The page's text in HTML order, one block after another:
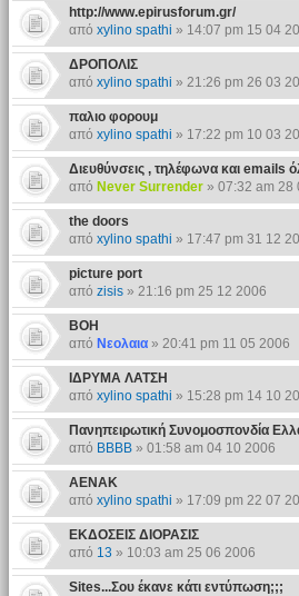
http://www.epirusforum.gr/
από xylino spathi » 14:07 pm 15 04
ΔΡΟΠΟΛΙΣ
από xylino spathi » 21:26 pm 26 03
παλιο φορουμ
από xylino spathi » 17:22 pm 10 03
Διευθύνσεις , τηλέφωνα και emails
από Never Surrender» 07:32 am 28
the doors
από xylino spathi » 17:47 pm 31 12
picture port
από zisis» 21:16 pm 25 12 2006
ΒΟΗ
από Νεολαια» 20:41 pm 11 05 2006
ΙΔΡΥΜΑ ΛΑΤΣΗ
από xylino spathi » 15:28 pm 14 10
Πανηπειρωτική Συνομοσπονδία
από BBBB» 01:58 am 04 10 2006
ΑΕΝΑΚ
από xylino spathi » 17:09 pm 22 07
ΕΚΔΟΣΕΙΣ ΔΙΟΡΑΣΙΣ
από 13 » 10:03 am 25 06 2006
Sites...Σου έκανε κάτι εντύπωση;;;